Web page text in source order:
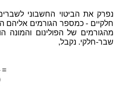
נפרק את הביטוי החשבוני
חלקיים - כמספר הגורמים
מהגורמים של הפולינום
שבר-חלקי. נקבל,